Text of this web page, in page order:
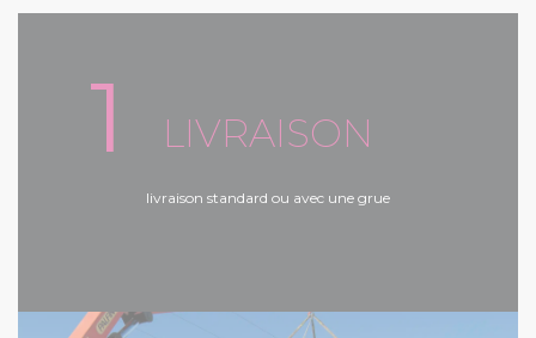
LIVRAISON
livraison standard ou avec une grue
1